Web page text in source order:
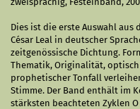
Dies ist die erste Auswahl aus
César Leal in deutscher
zeitgenössische Dichtung.
Thematik, Originalität,
prophetischer Tonfall
Stimme. Der Band enthält im
stärksten beachteten Zyklen